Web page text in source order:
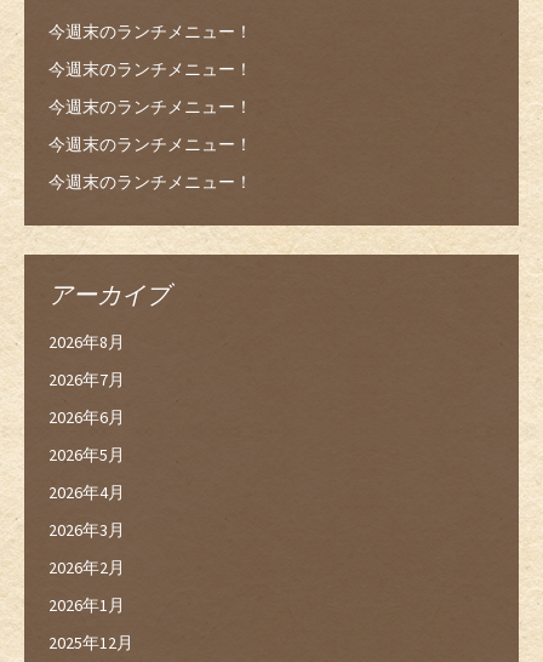
今週末のランチメニュー！
今週末のランチメニュー！
今週末のランチメニュー！
今週末のランチメニュー！
今週末のランチメニュー！
アーカイブ
2026年8月
2026年7月
2026年6月
2026年5月
2026年4月
2026年3月
2026年2月
2026年1月
2025年12月